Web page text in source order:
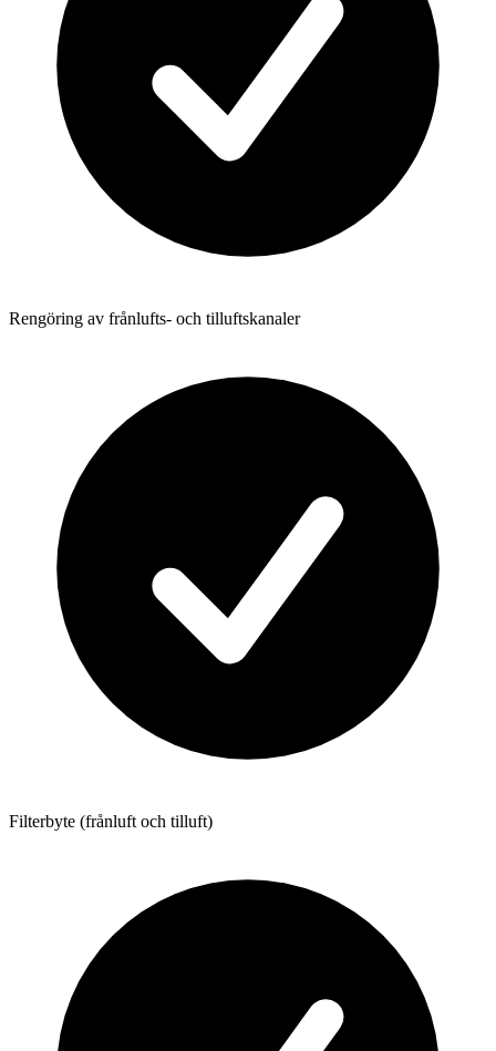
Rengöring av frånlufts- och tilluftskanaler
Filterbyte (frånluft och tilluft)